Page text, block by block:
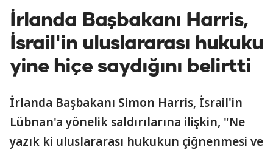
İrlanda Başbakanı Harris,
İsrail'in uluslararası hukuku
yine hiçe saydığını belirtti
İrlanda Başbakanı Simon Harris, İsrail'in
Lübnan'a yönelik saldırılarına ilişkin, "Ne
yazık ki uluslararası hukukun çiğnenmesi ve